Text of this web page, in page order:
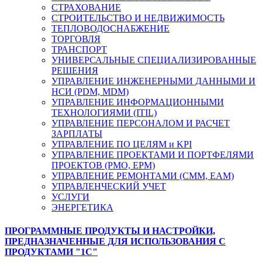
СТРАХОВАНИЕ
СТРОИТЕЛЬСТВО И НЕДВИЖИМОСТЬ
ТЕПЛОВОДОСНАБЖЕНИЕ
ТОРГОВЛЯ
ТРАНСПОРТ
УНИВЕРСАЛЬНЫЕ СПЕЦИАЛИЗИРОВАННЫЕ
РЕШЕНИЯ
УПРАВЛЕНИЕ ИНЖЕНЕРНЫМИ ДАННЫМИ И
НСИ (PDM, MDM)
УПРАВЛЕНИЕ ИНФОРМАЦИОННЫМИ
ТЕХНОЛОГИЯМИ (ITIL)
УПРАВЛЕНИЕ ПЕРСОНАЛОМ И РАСЧЕТ
ЗАРПЛАТЫ
УПРАВЛЕНИЕ ПО ЦЕЛЯМ и KPI
УПРАВЛЕНИЕ ПРОЕКТАМИ И ПОРТФЕЛЯМИ
ПРОЕКТОВ (PMO, EPM)
УПРАВЛЕНИЕ РЕМОНТАМИ (CMM, EAM)
УПРАВЛЕНЧЕСКИЙ УЧЕТ
УСЛУГИ
ЭНЕРГЕТИКА
ПРОГРАММНЫЕ ПРОДУКТЫ И НАСТРОЙКИ,
ПРЕДНАЗНАЧЕННЫЕ ДЛЯ ИСПОЛЬЗОВАНИЯ С
ПРОДУКТАМИ "1С"